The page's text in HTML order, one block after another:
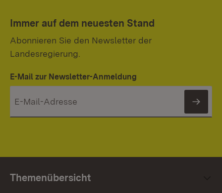
Immer auf dem neuesten Stand
Abonnieren Sie den Newsletter der
Landesregierung.
E-Mail zur Newsletter-Anmeldung
Themenübersicht